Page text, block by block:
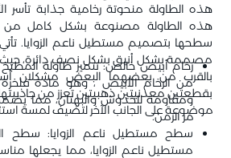
هذه الطاولة منحوتة رخامية جذابة تأسر
هذه الطاولة مصنوعة بشكل كامل من
سطحها بتصميم مستطيل ناعم الزوايا. تأتي
مصممة بشكل أنيق بشكل نصف دائرة، حيث
بالقرب من بعضهما البعض مشكلان
بقطعتين معدنيتين ذهبيتين تعزز من
موضوعة على الجانب الآخر لتضيف لمسة
رخام أبيض خالص: تتميز طاولة المطبخ
من الرخام الأبيض ، وهو مادة فلخرة
ومقاومة للخدوش والبهتان، مما
مر الزمن.
سطح مستطيل ناعم الزوايا: سطح
مستطيل ناعم الزوايا، مما يجعلها